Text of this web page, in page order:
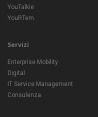
YouTalkie
YouRTem
Servizi
Enterprise Mobility
Digital
IT Service Management
Consulenza